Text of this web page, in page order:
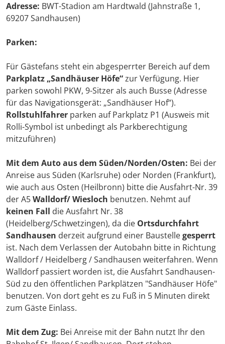
Adresse: BWT-Stadion am Hardtwald (Jahnstraße 1,
69207 Sandhausen)
Parken:
Für Gästefans steht ein abgesperrter Bereich auf dem
Parkplatz „Sandhäuser Höfe“zur Verfügung. Hier
parken sowohl PKW, 9-Sitzer als auch Busse (Adresse
für das Navigationsgerät: „Sandhäuser Hof“).
Rollstuhlfahrer parken auf Parkplatz P1 (Ausweis mit
Rolli-Symbol ist unbedingt als Parkberechtigung
mitzuführen)
Mit dem Auto aus dem Süden/Norden/Osten: Bei der
Anreise aus Süden (Karlsruhe) oder Norden (Frankfurt),
wie auch aus Osten (Heilbronn) bitte die Ausfahrt-Nr. 39
der A5Walldorf/ Wiesloch benutzen. Nehmt auf
keinen Fall die Ausfahrt Nr. 38
(Heidelberg/Schwetzingen), da die Ortsdurchfahrt
Sandhausen derzeit aufgrund einer Baustellegesperrt
ist. Nach dem Verlassen der Autobahn bitte in Richtung
Walldorf / Heidelberg / Sandhausen weiterfahren. Wenn
Walldorf passiert worden ist, die Ausfahrt Sandhausen-
Süd zu den öffentlichen Parkplätzen "Sandhäuser Höfe"
benutzen. Von dort geht es zu Fuß in 5 Minuten direkt
zum Gäste Einlass.
Mit dem Zug: Bei Anreise mit der Bahn nutzt Ihr den